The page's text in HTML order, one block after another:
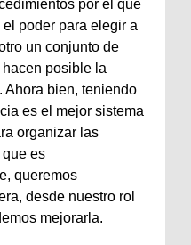
por el que
poder para elegir a
un conjunto de
posible la
Ahora bien, teniendo
es el mejor sistema
organizar las
es
queremos
desde nuestro rol
mejorarla.